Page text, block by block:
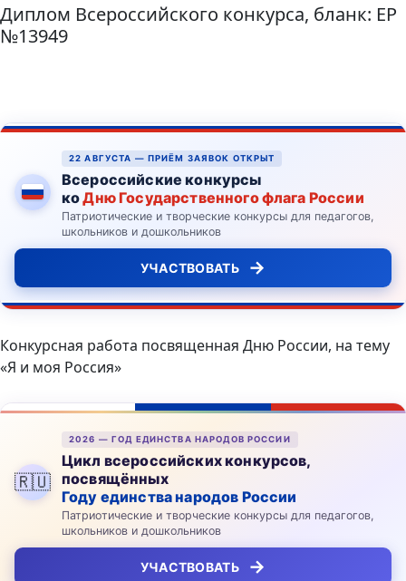
Диплом Всероссийского конкурса, бланк: ЕР
№13949
22 АВГУСТА — ПРИЁМ ЗАЯВОК ОТКРЫТ
Всероссийские конкурсы
коДню Государственного флага России
Патриотические и творческие конкурсы для педагогов,
школьников и дошкольников
УЧАСТВОВАТЬ →
Конкурсная работа посвященная Дню России, на тему
«Я и моя Россия»
🇷🇺
2026 — ГОД ЕДИНСТВА НАРОДОВ РОССИИ
Цикл всероссийских конкурсов,
посвящённых
Году единства народов России
Патриотические и творческие конкурсы для педагогов,
школьников и дошкольников
УЧАСТВОВАТЬ →